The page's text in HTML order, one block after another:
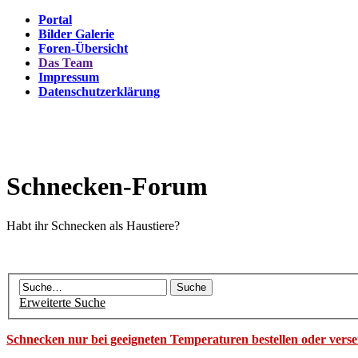
Portal
Bilder Galerie
Foren-Übersicht
Das Team
Impressum
Datenschutzerklärung
Schnecken-Forum
Habt ihr Schnecken als Haustiere?
Erweiterte Suche
Schnecken nur bei geeigneten Temperaturen bestellen oder